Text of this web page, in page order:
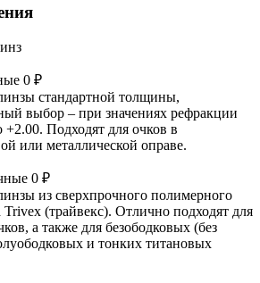
0 ₽
стандартной толщины,
выбор – при значениях рефракции
+2.00. Подходят для очков в
или металлической оправе.
0 ₽
из сверхпрочного полимерного
Trivex (трайвекс). Отлично подходят для
а также для безободковых (без
и тонких титановых